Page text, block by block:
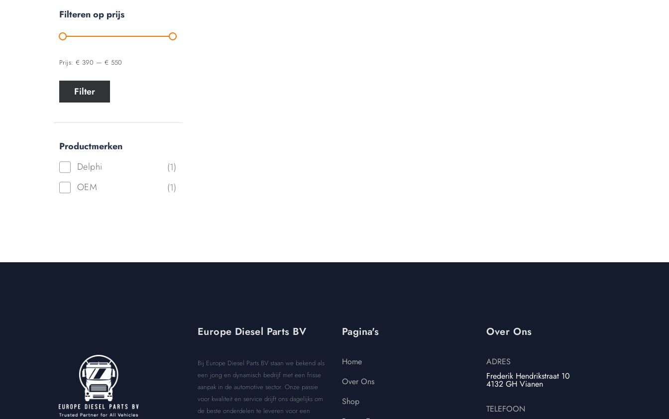
Filteren op prijs
Filter
Prijs: € 390 — € 550
Productmerken
Delphi
(1)
OEM
(1)
Europe Diesel Parts BV
Bij Europe Diesel Parts BV staan we bekend als
een jong en dynamisch bedrijf met een frisse
aanpak in de automotive sector. Onze passie
voor kwaliteit en service drijft ons dagelijks om
de beste onderdelen te leveren voor een
Pagina's
Home
Over Ons
Shop
Over Ons
ADRES
Frederik Hendrikstraat 10
4132 GH Vianen
TELEFOON